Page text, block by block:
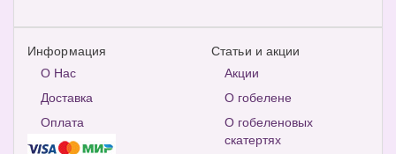
Информация
О Нас
Доставка
Оплата
Статьи и акции
Акции
О гобелене
О гобеленовых
скатертях